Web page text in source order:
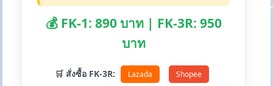
💰 FK-1: 890 บาท | FK-3R: 950
บาท
🛒 สั่งซื้อ FK-3R: Lazada Shopee